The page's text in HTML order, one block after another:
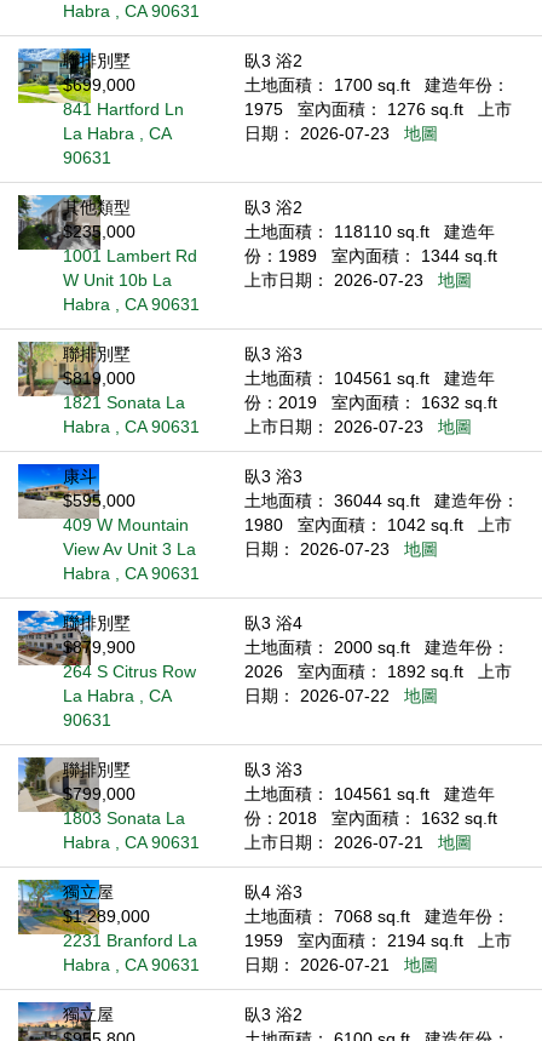
Habra , CA 90631
聯排別墅
$699,000
841 Hartford Ln
La Habra , CA
90631
臥3 浴2
土地面積： 1700 sq.ft
建造年份：
1975
室內面積： 1276 sq.ft
上市
日期： 2026-07-23
地圖
其他類型
$235,000
1001 Lambert Rd
W Unit 10b La
Habra , CA 90631
臥3 浴2
土地面積： 118110 sq.ft
建造年
份：1989
室內面積： 1344 sq.ft
上市日期： 2026-07-23
地圖
聯排別墅
$819,000
1821 Sonata La
Habra , CA 90631
臥3 浴3
土地面積： 104561 sq.ft
建造年
份：2019
室內面積： 1632 sq.ft
上市日期： 2026-07-23
地圖
康斗
$595,000
409 W Mountain
View Av Unit 3 La
Habra , CA 90631
臥3 浴3
土地面積： 36044 sq.ft
建造年份：
1980
室內面積： 1042 sq.ft
上市
日期： 2026-07-23
地圖
聯排別墅
$879,900
264 S Citrus Row
La Habra , CA
90631
臥3 浴4
土地面積： 2000 sq.ft
建造年份：
2026
室內面積： 1892 sq.ft
上市
日期： 2026-07-22
地圖
聯排別墅
$799,000
1803 Sonata La
Habra , CA 90631
臥3 浴3
土地面積： 104561 sq.ft
建造年
份：2018
室內面積： 1632 sq.ft
上市日期： 2026-07-21
地圖
獨立屋
$1,289,000
2231 Branford La
Habra , CA 90631
臥4 浴3
土地面積： 7068 sq.ft
建造年份：
1959
室內面積： 2194 sq.ft
上市
日期： 2026-07-21
地圖
獨立屋
臥3 浴2